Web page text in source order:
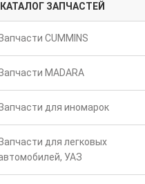
КАТАЛОГ ЗАПЧАСТЕЙ
CUMMINS
MADARA
для иномарок
для легковых
УАЗ